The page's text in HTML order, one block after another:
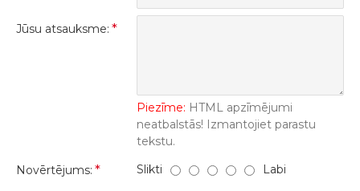
Jūsu atsauksme:
Piezīme: HTML apzīmējumi
neatbalstās! Izmantojiet parastu
tekstu.
Novērtējums:
Slikti Labi